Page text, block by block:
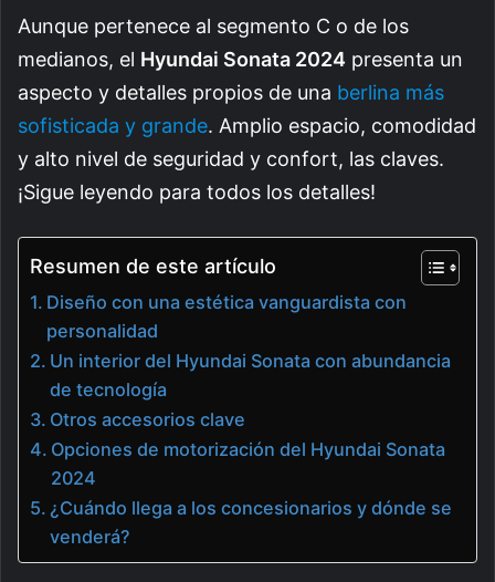
Aunque pertenece al segmento C o de los
medianos, el Hyundai Sonata 2024 presenta un
aspecto y detalles propios de una berlina más
sofisticada y grande. Amplio espacio, comodidad
y alto nivel de seguridad y confort, las claves.
¡Sigue leyendo para todos los detalles!
Resumen de este artículo
Diseño con una estética vanguardista con
personalidad
Un interior del Hyundai Sonata con abundancia
de tecnología
Otros accesorios clave
Opciones de motorización del Hyundai Sonata
2024
¿Cuándo llega a los concesionarios y dónde se
venderá?